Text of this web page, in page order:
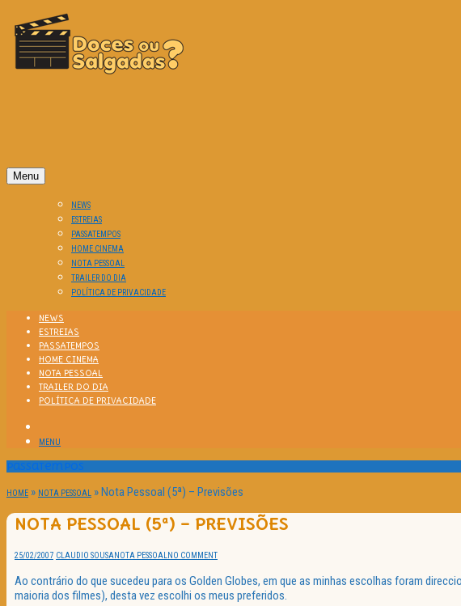
Menu
NEWS
ESTREIAS
PASSATEMPOS
HOME CINEMA
NOTA PESSOAL
TRAILER DO DIA
POLÍTICA DE PRIVACIDADE
NEWS
ESTREIAS
PASSATEMPOS
HOME CINEMA
NOTA PESSOAL
TRAILER DO DIA
POLÍTICA DE PRIVACIDADE
MENU
Passatempos
HOME » NOTA PESSOAL »Nota Pessoal (5ª) – Previsões
NOTA PESSOAL (5ª) – PREVISÕES
25/02/2007 CLAUDIO SOUSA NOTA PESSOAL NO COMMENT
Ao contrário do que sucedeu para os Golden Globes, em que as minhas escolhas foram
maioria dos filmes), desta vez escolhi os meus preferidos.